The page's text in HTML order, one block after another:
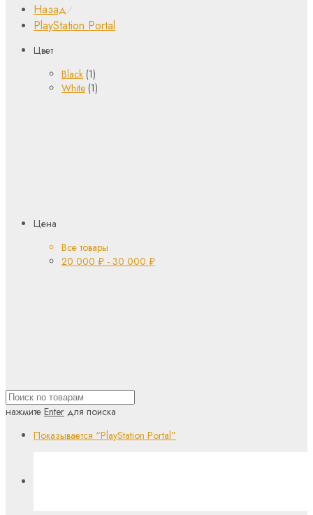
Назад⁄
PlayStation Portal
Цвет
Black (1)
White (1)
Цена
Все товары
20 000 ₽ - 30 000 ₽
нажмите Enter для поиска
Показывается “PlayStation Portal”